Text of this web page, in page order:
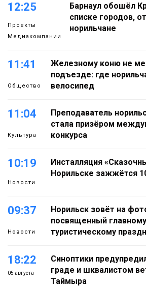
12:25
Проекты
Медиакомпании
Барнаул обошёл
списке городов,
норильчане
11:41
Общество
Железному коню не
подъезде: где
велосипед
11:04
Культура
Преподаватель
стала призёром
конкурса
10:19
Новости
Инсталляция
Норильске зажжётся
09:37
Новости
Норильск зовёт на
посвященный главному
туристическому
18:22
05 августа
Синоптики
граде и шквалистом
Таймыра